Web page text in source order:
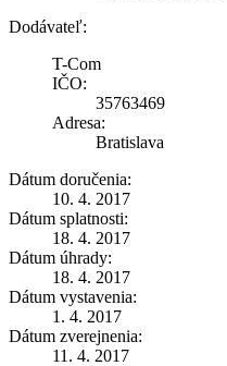
Dodávateľ:
T-Com
IČO:
35763469
Adresa:
Bratislava
Dátum doručenia:
10. 4. 2017
Dátum splatnosti:
18. 4. 2017
Dátum úhrady:
18. 4. 2017
Dátum vystavenia:
1. 4. 2017
Dátum zverejnenia:
11. 4. 2017